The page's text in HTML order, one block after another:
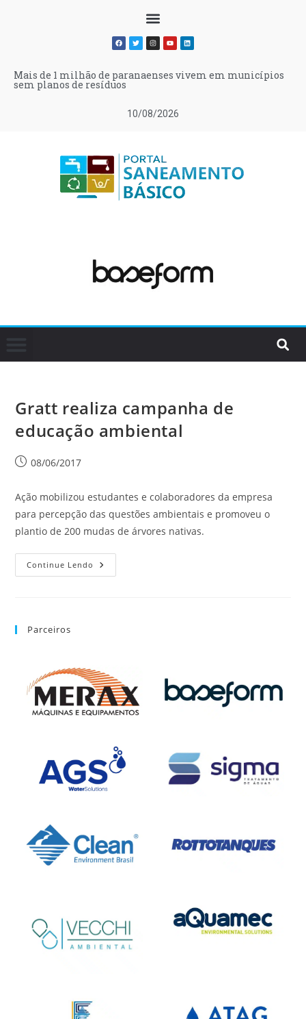
10/08/2026
Mais de 1 milhão de paranaenses vivem em municípios
sem planos de resíduos
Gratt realiza campanha de
educação ambiental
08/06/2017
Ação mobilizou estudantes e colaboradores da empresa
para percepção das questões ambientais e promoveu o
plantio de 200 mudas de árvores nativas.
Continue Lendo
Parceiros